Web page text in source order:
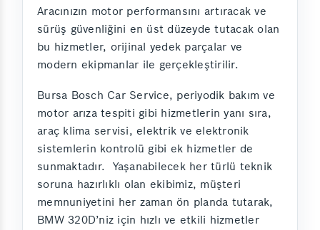
Aracınızın motor performansını artıracak ve
sürüş güvenliğini en üst düzeyde tutacak olan
bu hizmetler, orijinal yedek parçalar ve
modern ekipmanlar ile gerçekleştirilir.
Bursa Bosch Car Service, periyodik bakım ve
motor arıza tespiti gibi hizmetlerin yanı sıra,
araç klima servisi, elektrik ve elektronik
sistemlerin kontrolü gibi ek hizmetler de
sunmaktadır. Yaşanabilecek her türlü teknik
soruna hazırlıklı olan ekibimiz, müşteri
memnuniyetini her zaman ön planda tutarak,
BMW 320D’niz için hızlı ve etkili hizmetler